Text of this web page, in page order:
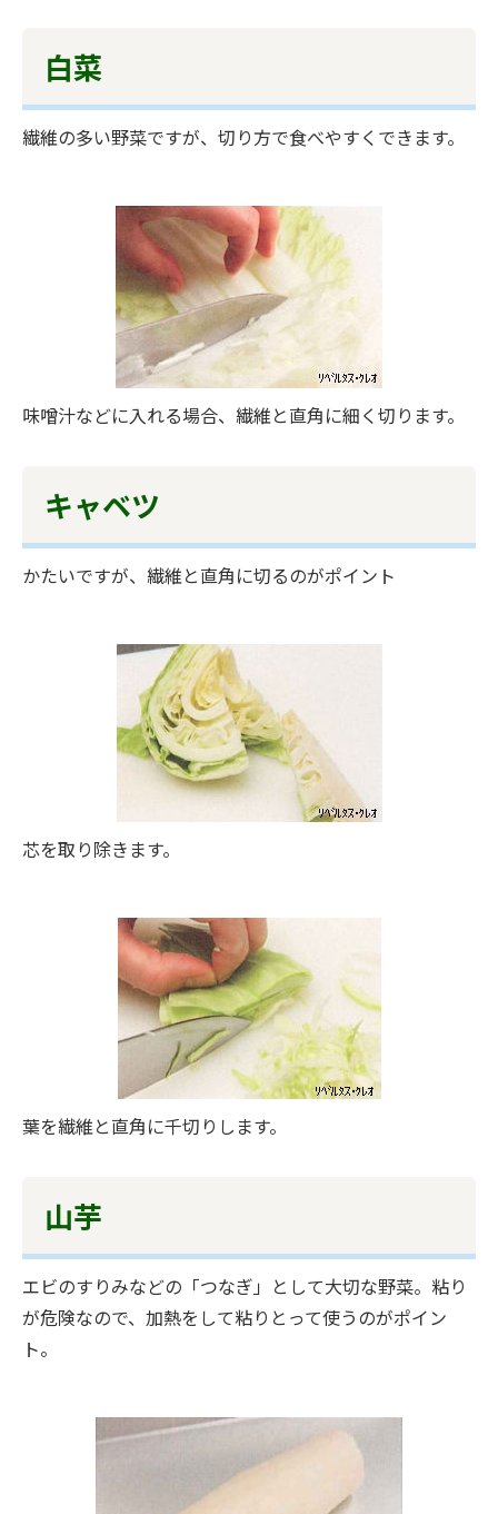
白菜
繊維の多い野菜ですが、切り方で食べやすくできます。
味噌汁などに入れる場合、繊維と直角に細く切ります。
キャベツ
かたいですが、繊維と直角に切るのがポイント
芯を取り除きます。
葉を繊維と直角に千切りします。
山芋
エビのすりみなどの「つなぎ」として大切な野菜。粘り
が危険なので、加熱をして粘りとって使うのがポイン
ト。